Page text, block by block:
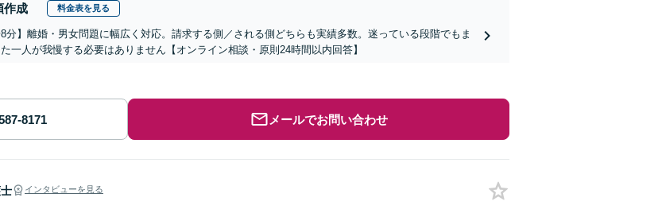
作成 料金表を見る
8分】離婚・男女問題に幅広く対応。請求する側／される側どちらも実績多数。迷っている段階でもま
一人が我慢する必要はありません【オンライン相談・原則24時間以内回答】
メールでお問い合わせ
インタビューを見る